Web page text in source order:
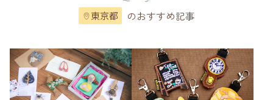
東京都 のおすすめ記事